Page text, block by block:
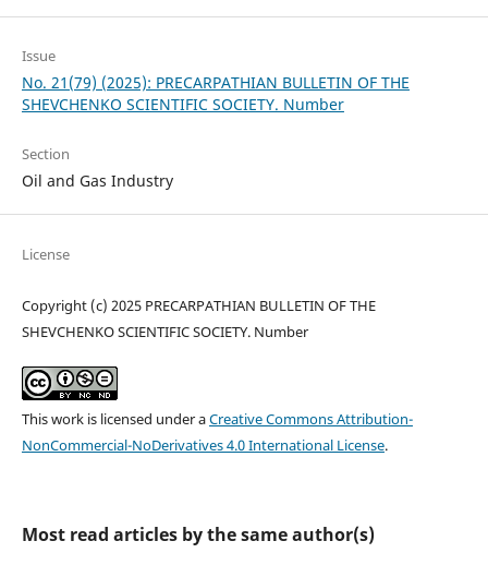
Issue
No. 21(79) (2025): PRECARPATHIAN BULLETIN OF THE
SHEVCHENKO SCIENTIFIC SOCIETY. Number
Section
Oil and Gas Industry
License
Copyright (c) 2025 PRECARPATHIAN BULLETIN OF THE
SHEVCHENKO SCIENTIFIC SOCIETY. Number
This work is licensed under aCreative Commons Attribution-
NonCommercial-NoDerivatives 4.0 International License.
Most read articles by the same author(s)